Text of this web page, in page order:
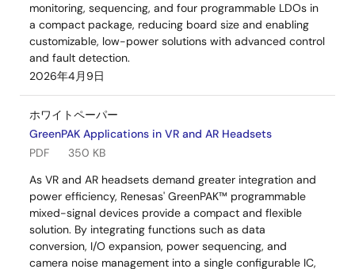
monitoring, sequencing, and four programmable LDOs in
a compact package, reducing board size and enabling
customizable, low-power solutions with advanced control
and fault detection.
2026年4月9日
ホワイトペーパー
GreenPAK Applications in VR and AR Headsets
PDF
350 KB
As VR and AR headsets demand greater integration and
power efficiency, Renesas' GreenPAK™ programmable
mixed-signal devices provide a compact and flexible
solution. By integrating functions such as data
conversion, I/O expansion, power sequencing, and
camera noise management into a single configurable IC,